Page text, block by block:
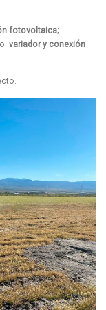
fotovoltaica;
variador y conexión